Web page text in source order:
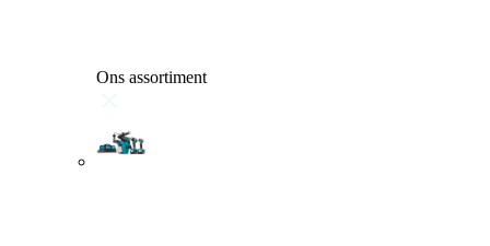
Ons assortiment